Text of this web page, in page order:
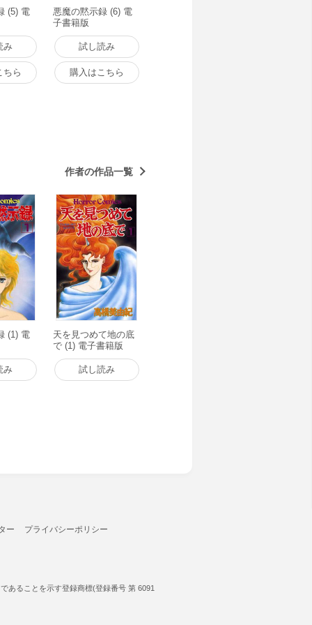
(5) 電
み
ちら
悪魔の黙示録 (6) 電
子書籍版
試し読み
購入はこちら
作者の作品一覧
(1) 電
み
天を見つめて地の底
で (1) 電子書籍版
試し読み
ー プライバシーポリシー
あることを示す登録商標(登録番号 第 6091